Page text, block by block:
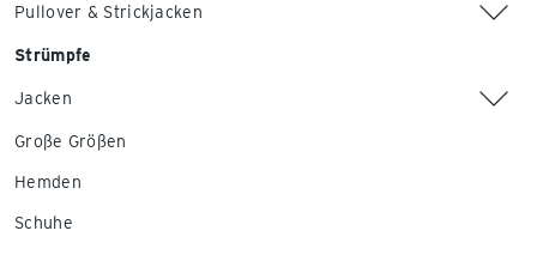
Pullover & Strickjacken
Strümpfe
Jacken
Große Größen
Hemden
Schuhe